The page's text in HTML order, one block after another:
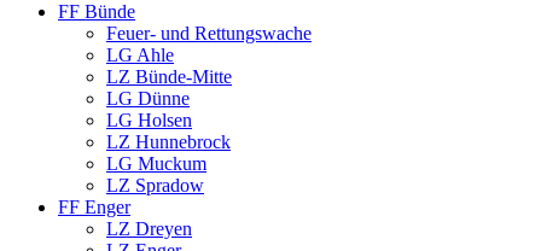
FF Bünde
Feuer- und Rettungswache
LG Ahle
LZ Bünde-Mitte
LG Dünne
LG Holsen
LZ Hunnebrock
LG Muckum
LZ Spradow
FF Enger
LZ Dreyen